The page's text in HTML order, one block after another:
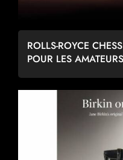
ROLLS-ROYCE
POUR LES